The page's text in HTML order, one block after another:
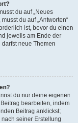
du auf „Neues
du auf „Antworten“
ist, bevor du einen
jeweils am Ende der
darfst neue Themen
du nur deine eigenen
bearbeiten, indem
Beitrag anklickst;
seiner Erstellung